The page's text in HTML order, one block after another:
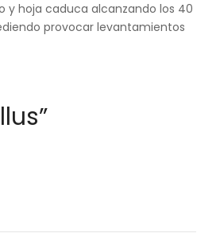
hoja caduca alcanzando los 40
provocar levantamientos